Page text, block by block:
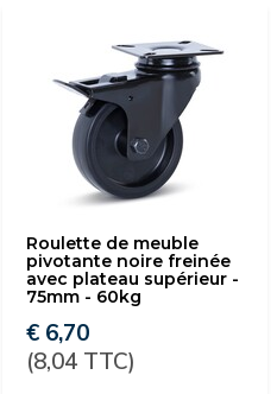
Roulette de meuble
pivotante noire freinée
avec plateau supérieur -
75mm - 60kg
€ 6,70
(8,04 TTC)